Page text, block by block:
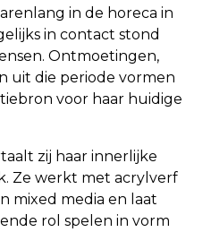
in de horeca in
in contact stond
Ontmoetingen,
uit die periode vormen
voor haar huidige
zij haar innerlijke
Ze werkt met acrylverf
mixed media en laat
rol spelen in vorm